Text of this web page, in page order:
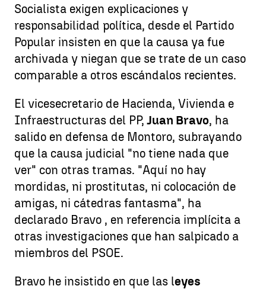
Socialista exigen explicaciones y
responsabilidad política, desde el Partido
Popular insisten en que la causa ya fue
archivada y niegan que se trate de un caso
comparable a otros escándalos recientes.
El vicesecretario de Hacienda, Vivienda e
Infraestructuras del PP, Juan Bravo, ha
salido en defensa de Montoro, subrayando
que la causa judicial "no tiene nada que
ver" con otras tramas. "Aquí no hay
mordidas, ni prostitutas, ni colocación de
amigas, ni cátedras fantasma", ha
declarado Bravo , en referencia implícita a
otras investigaciones que han salpicado a
miembros del PSOE.
Bravo he insistido en que las leyes